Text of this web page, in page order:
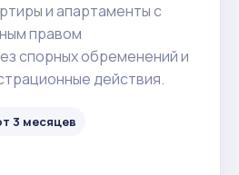
и апартаменты с
правом
спорных обременений и
действия.
3 месяцев